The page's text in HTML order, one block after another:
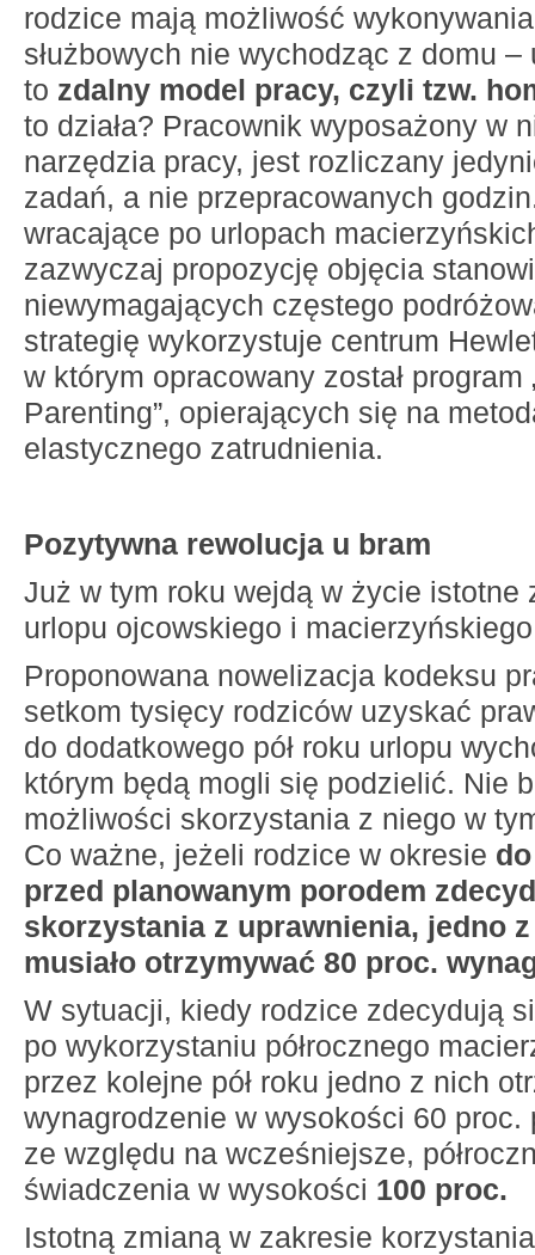
rodzice mają możliwość
służbowych nie wychodząc z domu
to zdalny model pracy, czyli tzw.
to działa? Pracownik wyposażony w
narzędzia pracy, jest rozliczany
zadań, a nie przepracowanych
wracające po urlopach
zazwyczaj propozycję objęcia
niewymagających częstego
strategię wykorzystuje centrum
w którym opracowany został program
Parenting”, opierających się na
elastycznego zatrudnienia.
Pozytywna rewolucja u bram
Już w tym roku wejdą w życie istotne
urlopu ojcowskiego i
Proponowana nowelizacja kodeksu
setkom tysięcy rodziców uzyskać
do dodatkowego pół roku urlopu
którym będą mogli się podzielić. Nie
możliwości skorzystania z niego w
Co ważne, jeżeli rodzice w okresie
przed planowanym porodem
skorzystania z uprawnienia, jedno
musiało otrzymywać 80 proc.
W sytuacji, kiedy rodzice zdecydują
po wykorzystaniu półrocznego
przez kolejne pół roku jedno z nich
wynagrodzenie w wysokości 60 proc.
ze względu na wcześniejsze,
świadczenia w wysokości 100 proc.
Istotną zmianą w zakresie